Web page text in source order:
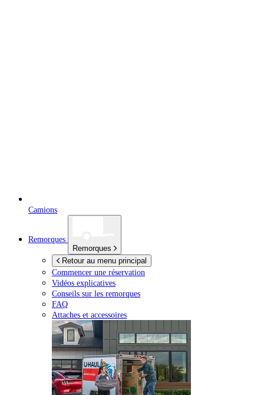
Camions
Remorques
Remorques
Retour au menu principal
Commencer une réservation
Vidéos explicatives
Conseils sur les remorques
FAQ
Attaches et accessoires